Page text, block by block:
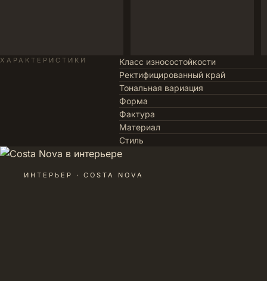
ХАРАКТЕРИСТИКИ Класс износостойкости
Ректифицированный край
Тональная вариация
Форма
Фактура
Материал
Стиль
ИНТЕРЬЕР · COSTA NOVA